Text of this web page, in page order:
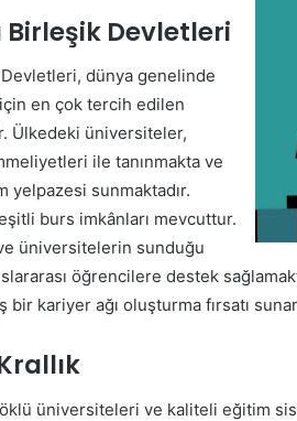
Devletleri
dünya genelinde
en çok tercih edilen
Ülkedeki üniversiteler,
ile tanınmakta ve
yelpazesi sunmaktadır.
burs imkânları mevcuttur.
üniversitelerin sunduğu
öğrencilere destek
kariyer ağı oluşturma fırsatı
üniversiteleri ve kaliteli eğitim